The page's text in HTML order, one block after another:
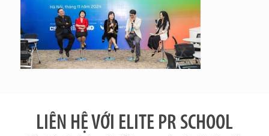
LIÊN HỆ VỚI ELITE PR SCHOOL